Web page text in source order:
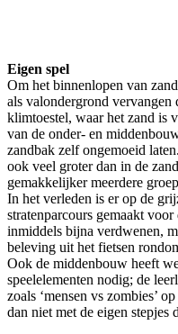
Eigen spel
Om het binnenlopen van
als valondergrond vervangen
klimtoestel, waar het zand is
van de onder- en
zandbak zelf ongemoeid
ook veel groter dan in de
gemakkelijker meerdere
In het verleden is er op de
stratenparcours gemaakt
inmiddels bijna verdwenen,
beleving uit het fietsen
Ook de middenbouw heeft
speelelementen nodig; de
zoals ‘mensen vs zombies’
dan niet met de eigen stepjes